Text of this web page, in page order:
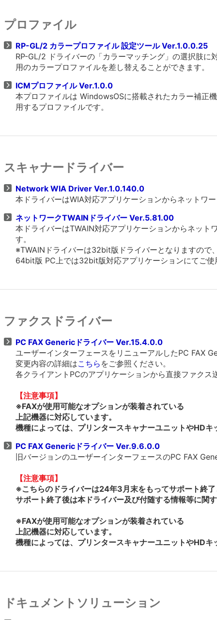
プロファイル
RP-GL/2 カラープロファイル 設定ツール Ver.1.0.0.25
RP-GL/2 ドライバーの「カラーマッチング」の選択肢
用のカラープロファイルを差し替えることができます。
ICMプロファイル Ver.1.0.0
本プロファイルは WindowsOSに搭載されたカラー補正
用するプロファイルです。
スキャナードライバー
Network WIA Driver Ver.1.0.140.0
本ドライバーはWIA対応アプリケーションからネットワ
ネットワークTWAINドライバー Ver.5.81.00
本ドライバーはTWAIN対応アプリケーションからネッ
す。
※TWAINドライバーは32bit版ドライバーとなりますの
64bit版 PC上では32bit版対応アプリケーションにてご使
ファクスドライバー
PC FAX Genericドライバー Ver.15.4.0.0
ユーザーインターフェースをリニューアルしたPC FAX
変更内容の詳細はこちら をご参照ください。
各クライアントPCのアプリケーションから直接ファクス
【注意事項】
※FAXが使用可能なオプションが装着されている
上記機器に対応しています。
機種によっては、プリンタースキャナーユニットやHDキ
PC FAX Genericドライバー Ver.9.6.0.0
旧バージョンのユーザーインターフェースのPC FAX
【注意事項】
※こちらのドライバーは24年3月末をもってサポート終
サポート終了後は本ドライバー及び付随する情報等に関
※FAXが使用可能なオプションが装着されている
上記機器に対応しています。
機種によっては、プリンタースキャナーユニットやHDキ
ドキュメントソリューション